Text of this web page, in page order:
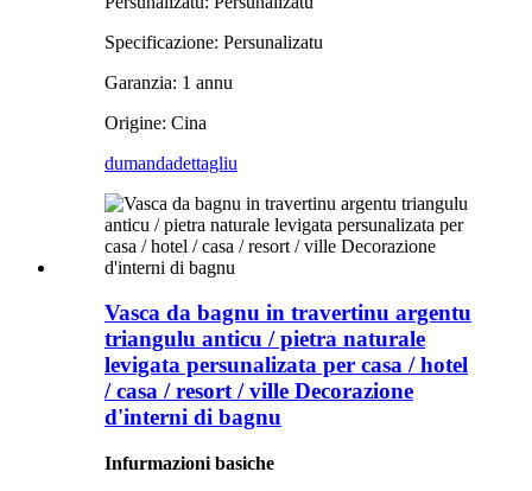
Specificazione: Persunalizatu
Garanzia: 1 annu
Origine: Cina
dumandadettagliu
Vasca da bagnu in travertinu argentu
triangulu anticu / pietra naturale
levigata persunalizata per casa / hotel
/ casa / resort / ville Decorazione
d'interni di bagnu
Infurmazioni basiche